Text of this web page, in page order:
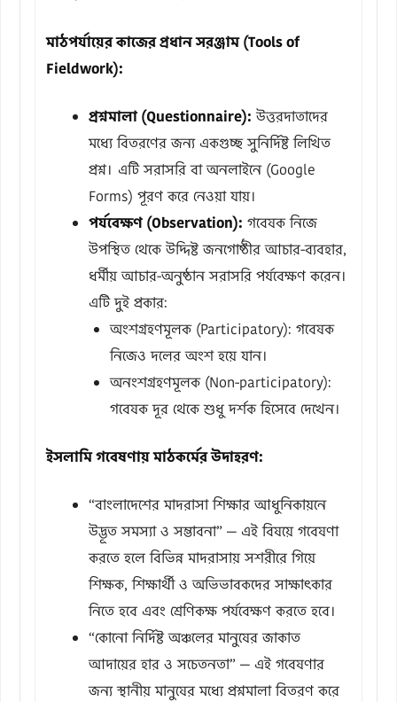
মাঠপর্যায়ের কাজের প্রধান সরঞ্জাম (Tools of
Fieldwork):
প্রশ্নমালা (Questionnaire): উত্তরদাতাদের
মধ্যে বিতরণের জন্য একগুচ্ছ সুনির্দিষ্ট লিখিত
প্রশ্ন। এটি সরাসরি বা অনলাইনে (Google
Forms) পূরণ করে নেওয়া যায়।
পর্যবেক্ষণ (Observation): গবেষক নিজে
উপস্থিত থেকে উদ্দিষ্ট জনগোষ্ঠীর আচার-ব্যবহার,
ধর্মীয় আচার-অনুষ্ঠান সরাসরি পর্যবেক্ষণ করেন।
এটি দুই প্রকার:
অংশগ্রহণমূলক (Participatory): গবেষক
নিজেও দলের অংশ হয়ে যান।
অনংশগ্রহণমূলক (Non-participatory):
গবেষক দূর থেকে শুধু দর্শক হিসেবে দেখেন।
ইসলামি গবেষণায় মাঠকর্মের উদাহরণ:
“বাংলাদেশের মাদরাসা শিক্ষার আধুনিকায়নে
উদ্ভূত সমস্যা ও সম্ভাবনা” — এই বিষয়ে গবেষণা
করতে হলে বিভিন্ন মাদরাসায় সশরীরে গিয়ে
শিক্ষক, শিক্ষার্থী ও অভিভাবকদের সাক্ষাৎকার
নিতে হবে এবং শ্রেণিকক্ষ পর্যবেক্ষণ করতে হবে।
“কোনো নির্দিষ্ট অঞ্চলের মানুষের জাকাত
আদায়ের হার ও সচেতনতা” — এই গবেষণার
জন্য স্থানীয় মানুষের মধ্যে প্রশ্নমালা বিতরণ করে